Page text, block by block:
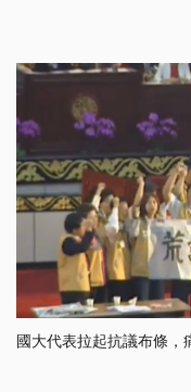
國大代表拉起抗議布條，